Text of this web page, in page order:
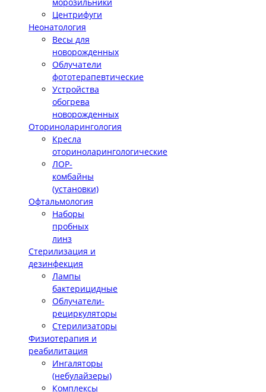
Центрифуги
Неонатология
Весы для
новорожденных
Облучатели
фототерапевтические
Устройства
обогрева
новорожденных
Оториноларингология
Кресла
оториноларингологические
ЛОР-
комбайны
(установки)
Офтальмология
Наборы
пробных
линз
Стерилизация и
дезинфекция
Лампы
бактерицидные
Облучатели-
рециркуляторы
Стерилизаторы
Физиотерапия и
реабилитация
Ингаляторы
(небулайзеры)
Комплексы